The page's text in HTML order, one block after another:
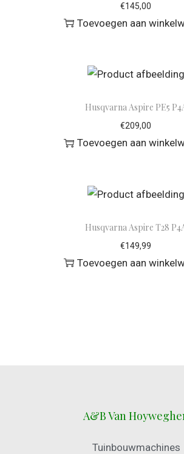
€145,00
Toevoegen aan
Husqvarna Aspire PE5
€209,00
Toevoegen aan
Husqvarna Aspire T28
€149,99
Toevoegen aan
A&B Van
Tuinbouwmachines